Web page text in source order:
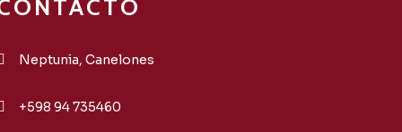
Neptunia, Canelones
+598 94 735460